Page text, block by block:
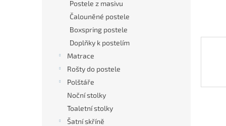
Postele z masivu
Čalouněné postele
Boxspring postele
Doplňky k postelím
Matrace
Rošty do postele
Polštáře
Noční stolky
Toaletní stolky
Šatní skříně